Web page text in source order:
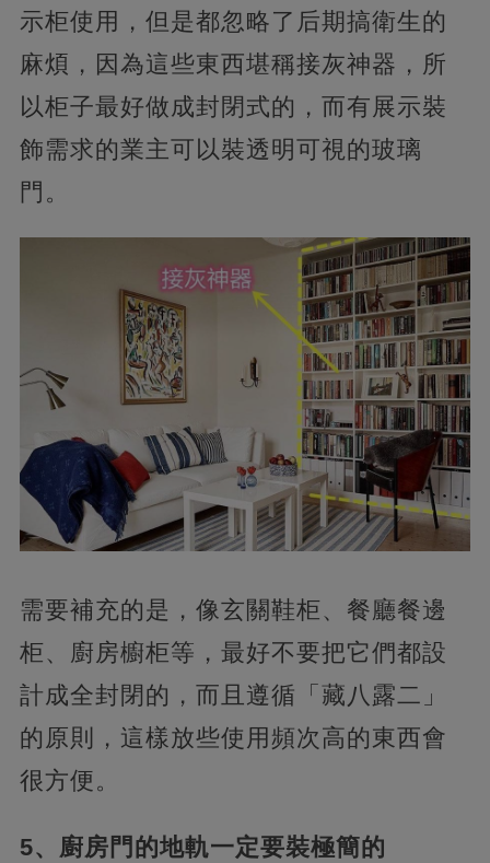
示柜使用，但是都忽略了后期搞衛生的
麻煩，因為這些東西堪稱接灰神器，所
以柜子最好做成封閉式的，而有展示裝
飾需求的業主可以裝透明可視的玻璃
門。
需要補充的是，像玄關鞋柜、餐廳餐邊
柜、廚房櫥柜等，最好不要把它們都設
計成全封閉的，而且遵循「藏八露二」
的原則，這樣放些使用頻次高的東西會
很方便。
5、廚房門的地軌一定要裝極簡的